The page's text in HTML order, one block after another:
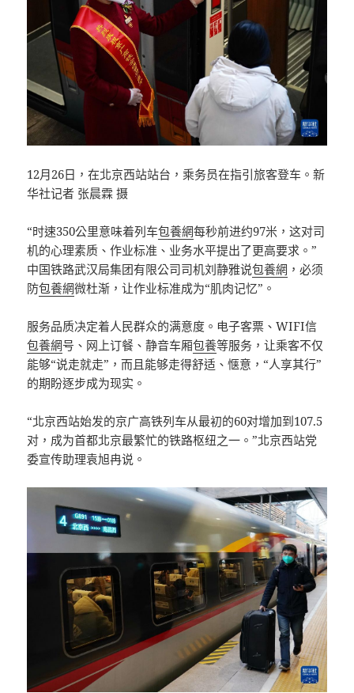
12月26日，在北京西站站台，乘务员在指引旅客登车。新
华社记者 张晨霖 摄
“时速350公里意味着列车包養網每秒前进约97米，这对司
机的心理素质、作业标准、业务水平提出了更高要求。”
中国铁路武汉局集团有限公司司机刘静雅说包養網 ，必须
防包養網微杜渐，让作业标准成为“肌肉记忆”。
服务品质决定着人民群众的满意度。电子客票、WIFI信
包養網号、网上订餐、静音车厢包養等服务，让乘客不仅
能够“说走就走”，而且能够走得舒适、惬意，“人享其行”
的期盼逐步成为现实。
“北京西站始发的京广高铁列车从最初的60对增加到107.5
对，成为首都北京最繁忙的铁路枢纽之一。”北京西站党
委宣传助理袁旭冉说。